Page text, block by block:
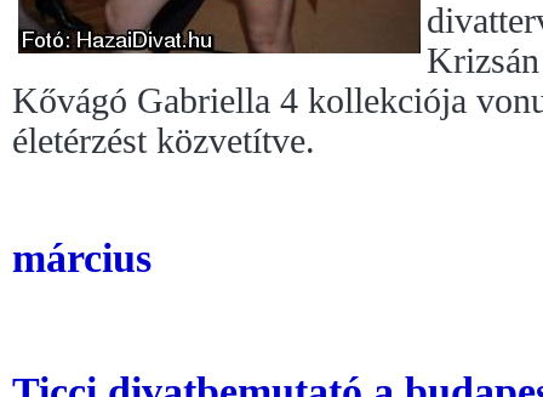
Kővágó Gabriella 4 kollekciója
életérzést közvetítve.
március